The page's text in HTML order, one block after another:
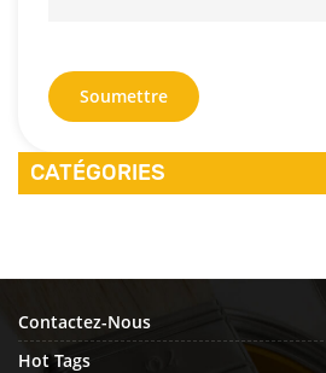
Soumettre
CATÉGORIES
Contactez-Nous
Hot Tags